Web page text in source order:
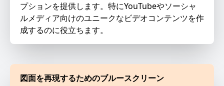
プションを提供します。特にYouTubeやソーシャ
ルメディア向けのユニークなビデオコンテンツを作
成するのに役立ちます。
図面を再現するためのブルースクリーン